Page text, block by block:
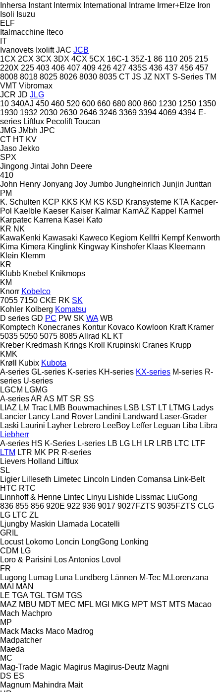
Inhersa Instant Intermix International Intrame Irmer+Elze Iron
Isoli Isuzu
ELF
Italmacchine Iteco
IT
Ivanovets Ixolift JAC JCB
1CX 2CX 3CX 3DX 4CX 5CX 16C-1 35Z-1 86 110 205 215
220X 225 403 406 407 409 426 427 435S 436 437 456 457
8008 8018 8025 8026 8030 8035 CT JS JZ NXT S-Series TM
VMT Vibromax
JCR JD JLG
10 340AJ 450 460 520 600 660 680 800 860 1230 1250 1350
1930 1932 2030 2630 2646 3246 3369 3394 4069 4394 E-
series Liftlux Pecolift Toucan
JMG JMbh JPC
CT HT KV
Jaso Jekko
SPX
Jingong Jintai John Deere
410
John Henry Jonyang Joy Jumbo Jungheinrich Junjin Junttan
PM
K. Schulten KCP KKS KM KS KSD Kransysteme KTA Kacper-
Pol Kaelble Kaeser Kaiser Kalmar KamAZ Kappel Karmel
Karpatec Karrena Kasei Kato
KR NK
KawaKenki Kawasaki Kaweco Kegiom Kellfri Kempf Kenworth
Kima Kimera Kinglink Kingway Kinshofer Klaas Kleemann
Klein Klemm
KR
Klubb Knebel Knikmops
KM
Knorr Kobelco
7055 7150 CKE RK SK
Kohler Kolberg Komatsu
D series GD PC PW SK WA WB
Komptech Konecranes Kontur Kovaco Kowloon Kraft Kramer
5035 5050 5075 8085Allrad KL KT
Kreber Kredmash Krings Kroll Krupinski Cranes Krupp
KMK
Krøll
Kubix Kubota
A-series GL-series K-series KH-series KX-series M-series R-
series U-series
LGCM LGMG
A-seriesAR AS MT SR SS
LIAZ LM Trac LMB Bouwmachines LSB LST LT LTMG Ladys
Lancier Lancy Land Rover Landini Landward Laser-Grader
Laski Laurini Layher Lebrero LeeBoy Leffer Leguan Liba Libra
Liebherr
A-series HS K-Series L-series LB LG LH LR LRB LTC LTF
LTM LTR MK PR R-series
Lievers Holland Liftlux
SL
Ligier Lilleseth Limetec Lincoln Linden Comansa Link-Belt
HTC RTC
Linnhoff & Henne Lintec Linyu Lishide Lissmac LiuGong
836 855 856 920E 922 936 9017 9027FZTS 9035FZTS CLG
LG LTC ZL
Ljungby Maskin Llamada Locatelli
GRIL
Locust Lokomo Loncin LongGong Lonking
CDM LG
Loro & Parisini Los Antonios Lovol
FR
Lugong Lumag Luna Lundberg Lännen M-Tec M.Lorenzana
MAI MAN
LE TGA TGL TGM TGS
MAZ MBU MDT MEC MFL MGI MKG MPT MST MTS Macao
Mach Machpro
MP
Mack Macks Maco Madrog
Madpatcher
Maeda
MC
Mag-Trade Magic Magirus Magirus-Deutz Magni
DS ES
Magnum Mahindra Mait